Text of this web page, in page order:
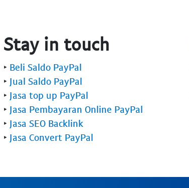
Stay in touch
‣ Beli Saldo PayPal
‣ Jual Saldo PayPal
‣ Jasa top up PayPal
‣ Jasa Pembayaran Online PayPal
‣ Jasa SEO Backlink
‣ Jasa Convert PayPal